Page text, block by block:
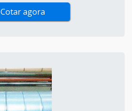
Cotar agora